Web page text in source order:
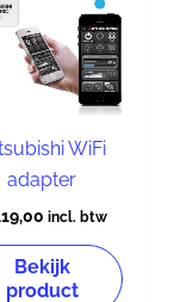
WiFi
adapter
incl. btw
Bekijk
product